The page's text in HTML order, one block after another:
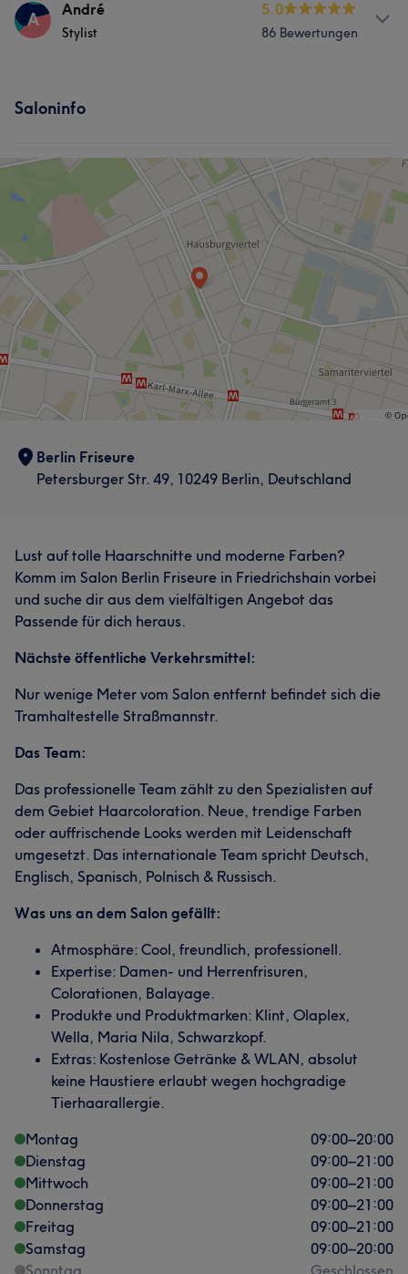
Services
A André
Stylist
5.0
86 Bewertungen
Was unsere Kunden über André sagen
Talentiert 6 Außergewöhnlich 5
Saloninfo
Berlin Friseure
Petersburger Str. 49, 10249 Berlin, Deutschland
Lust auf tolle Haarschnitte und moderne Farben?
Komm im Salon Berlin Friseure in Friedrichshain vorbei
und suche dir aus dem vielfältigen Angebot das
Passende für dich heraus.
Nächste öffentliche Verkehrsmittel:
Nur wenige Meter vom Salon entfernt befindet sich die
Tramhaltestelle Straßmannstr.
Das Team:
Das professionelle Team zählt zu den Spezialisten auf
dem Gebiet Haarcoloration. Neue, trendige Farben
oder auffrischende Looks werden mit Leidenschaft
umgesetzt. Das internationale Team spricht Deutsch,
Englisch, Spanisch, Polnisch & Russisch.
Was uns an dem Salon gefällt:
Atmosphäre: Cool, freundlich, professionell.
Expertise: Damen- und Herrenfrisuren,
Colorationen, Balayage.
Produkte und Produktmarken: Klint, Olaplex,
Wella, Maria Nila, Schwarzkopf.
Extras: Kostenlose Getränke & WLAN, absolut
keine Haustiere erlaubt wegen hochgradige
Tierhaarallergie.
Montag
09:00–20:00
Dienstag
09:00–21:00
Mittwoch
09:00–21:00
Donnerstag
09:00–21:00
Freitag
09:00–21:00
Samstag
09:00–20:00
Sonntag
Geschlossen